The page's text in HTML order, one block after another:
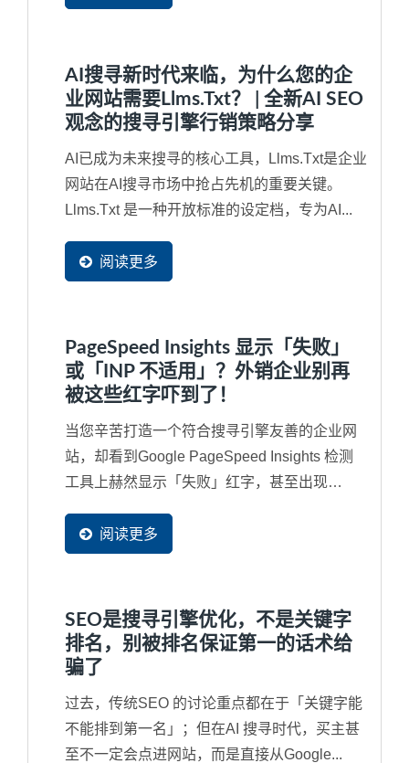
AI搜寻新时代来临，为什么您的企
业网站需要llms.txt？ | 全新AI SEO
观念的搜寻引擎行销策略分享
AI已成为未来搜寻的核心工具，llms.txt是企业
网站在AI搜寻市场中抢占先机的重要关键。
Llms.txt 是一种开放标准的设定档，专为AI...
阅读更多
PageSpeed Insights 显示「失败」
或「INP 不适用」？外销企业别再
被这些红字吓到了！
当您辛苦打造一个符合搜寻引擎友善的企业网
站，却看到Google PageSpeed Insights 检测
工具上赫然显示「失败」红字，甚至出现
阅读更多
SEO是搜寻引擎优化，不是关键字
排名，别被排名保证第一的话术给
骗了
过去，传统SEO 的讨论重点都在于「关键字能
不能排到第一名」；但在AI 搜寻时代，买主甚
至不一定会点进网站，而是直接从Google...